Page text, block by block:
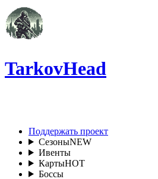
TarkovHead
Поддержать проект
СезоныNEW
Ивенты
КартыHOT
Боссы